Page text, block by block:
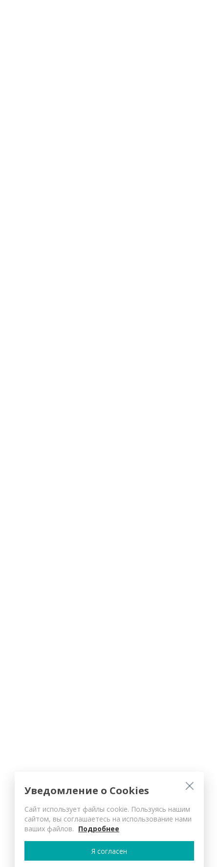
Уведомление о Cookies
Сайт использует файлы cookie. Пользуясь нашим
сайтом, вы соглашаетесь на использование нами
ваших файлов. Подробнее
Я согласен